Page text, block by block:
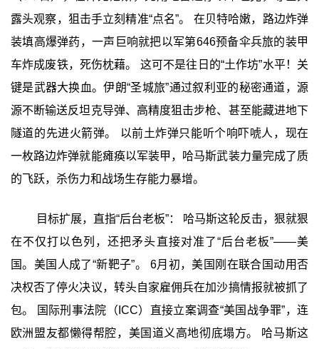
露头观察，狙击手立刻精准“点名”。 在贝特哈嫩，路边炸弹
装填高爆弹药，一声巨响就把以军第646预备伞兵旅的装甲
车炸成废铁，死伤枕藉。 这可不是往日的“土作坊”水平！关
键是武器大换血。伊朗“圣城旅”通过叙利亚的秘密通道，源
源不断输送反坦克导弹、高精度狙击步枪、甚至能藏进地下
隧道的先进火箭弹。 以前土炸弹只能听个响吓唬人，现在
一枚路边炸弹就能瘫痪以军装甲，哈马斯武装力量完成了质
的飞跃，杀伤力和战场生存能力暴增。
目标扩展，直指“后台老板”： 哈马斯这轮反击，狠就狠
在不仅打以色列，还把矛头直接对准了“后台老板”——美
国。美国人成了“新靶子”。 6月初，美国刚在联合国动用否
决权否了停火决议，转头自家雇佣兵在加沙搞情报就被抓了
包。 国际刑事法院（ICC）直接立案调查“美国战争罪”，连
欧洲盟友都懒得帮腔，美国道义高地彻底塌方。 哈马斯这